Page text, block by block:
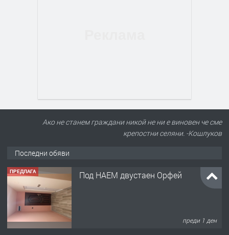
Ако не станем граждани никой не ни е виновен че сме
крепостни селяни. -Кошлуков
Последни обяви
ПРЕДЛАГА Под НАЕМ двустаен Орфей
преди 1 ден